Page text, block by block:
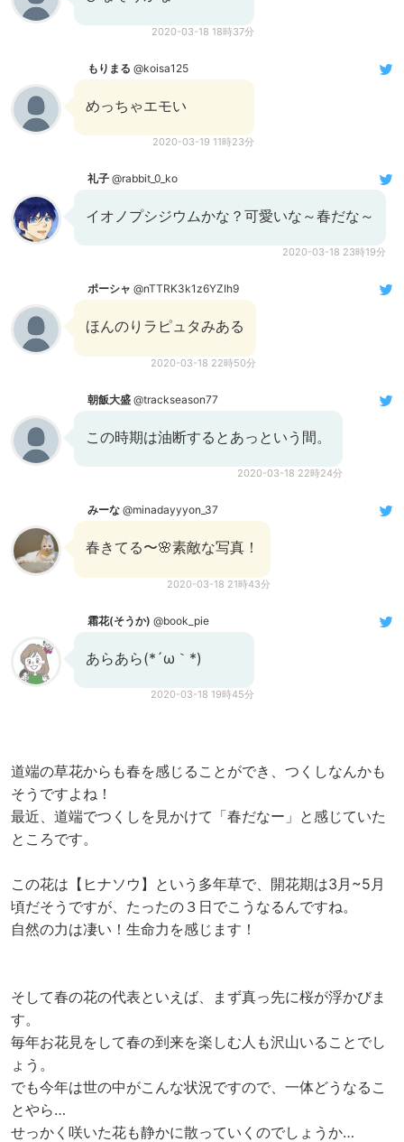
2020-03-18 18時37分
もりまる @koisa125
めっちゃエモい
2020-03-19 11時23分
礼子 @rabbit_0_ko
イオノプシジウムかな？可愛いな～春だな～
2020-03-18 23時19分
ポーシャ @nTTRK3k1z6YZIh9
ほんのりラピュタみある
2020-03-18 22時50分
朝飯大盛 @trackseason77
この時期は油断するとあっという間。
2020-03-18 22時24分
みーな @minadayyyon_37
春きてる〜🌸素敵な写真！
2020-03-18 21時43分
霜花(そうか) @book_pie
あらあら(*´ω｀*)
2020-03-18 19時45分
道端の草花からも春を感じることができ、つくしなんかも
そうですよね！
最近、道端でつくしを見かけて「春だなー」と感じていた
ところです。
この花は【ヒナソウ】という多年草で、開花期は3月~5月
頃だそうですが、たったの３日でこうなるんですね。
自然の力は凄い！生命力を感じます！
そして春の花の代表といえば、まず真っ先に桜が浮かびま
す。
毎年お花見をして春の到来を楽しむ人も沢山いることでし
ょう。
でも今年は世の中がこんな状況ですので、一体どうなるこ
とやら…
せっかく咲いた花も静かに散っていくのでしょうか…